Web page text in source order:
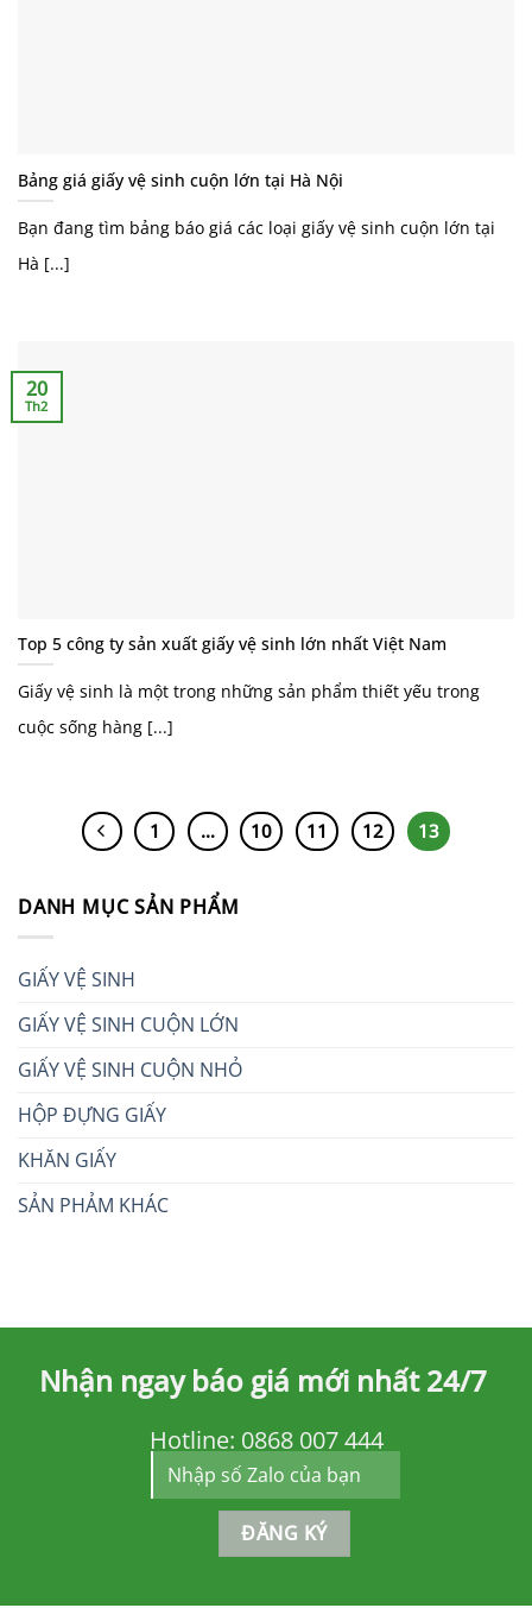
Bảng giá giấy vệ sinh cuộn lớn tại Hà Nội
Bạn đang tìm bảng báo giá các loại giấy vệ sinh cuộn lớn tại
Hà [...]
Top 5 công ty sản xuất giấy vệ sinh lớn nhất Việt Nam
Giấy vệ sinh là một trong những sản phẩm thiết yếu trong
cuộc sống hàng [...]
20
Th2
1 … 10 11 12 13
DANH MỤC SẢN PHẨM
GIẤY VỆ SINH
GIẤY VỆ SINH CUỘN LỚN
GIẤY VỆ SINH CUỘN NHỎ
HỘP ĐỰNG GIẤY
KHĂN GIẤY
SẢN PHẢM KHÁC
Nhận ngay báo giá mới nhất 24/7
Hotline: 0868 007 444